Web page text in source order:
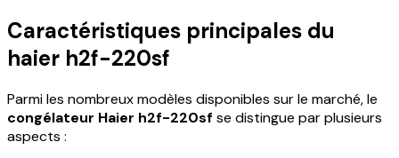
Caractéristiques principales du
haier h2f-220sf
Parmi les nombreux modèles disponibles sur le marché, le
congélateur Haier h2f-220sf se distingue par plusieurs
aspects :